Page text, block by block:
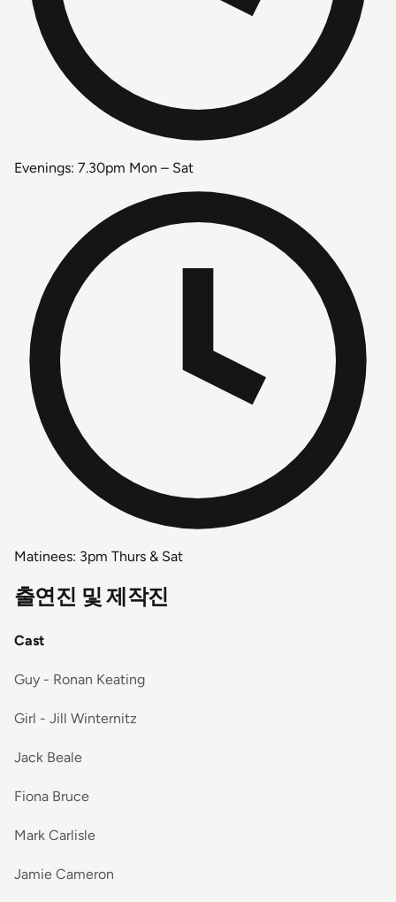
Evenings: 7.30pm Mon – Sat
Matinees: 3pm Thurs & Sat
출연진 및 제작진
Cast
Guy - Ronan Keating
Girl - Jill Winternitz
Jack Beale
Fiona Bruce
Mark Carlisle
Jamie Cameron